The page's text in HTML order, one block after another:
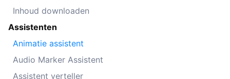
Inhoud downloaden
Assistenten
Animatie assistent
Audio Marker Assistent
Assistent verteller